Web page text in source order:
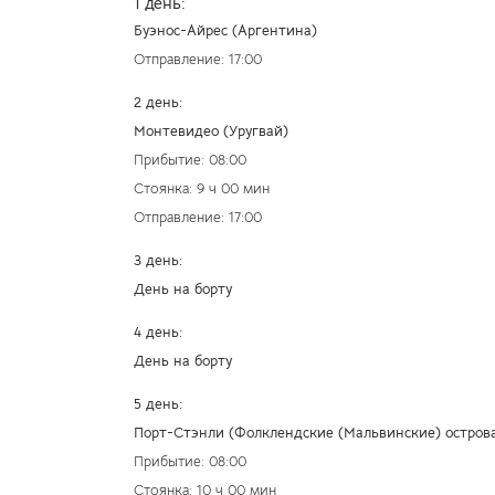
Буэнос-Айрес (Аргентина)
Отправление: 17:00
2 день:
Монтевидео (Уругвай)
Прибытие: 08:00
Стоянка: 9 ч 00 мин
Отправление: 17:00
3 день:
День на борту
4 день:
День на борту
5 день:
Порт-Стэнли (Фолклендские (Мальвинские)
Прибытие: 08:00
Стоянка: 10 ч 00 мин